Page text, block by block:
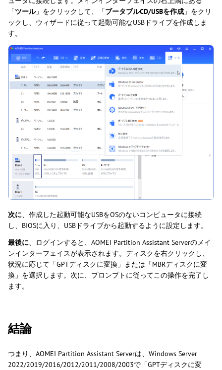
「ツール」をクリックして、「ブータブルCD/USBを作成 」をクリ
ックし、ウィザードに従って起動可能なUSBドライブを作成しま
す。
次に、作成した起動可能なUSBをOSのないコンピュータに接続
し、BIOSに入り、USBドライブから起動するように設定します。
最後に、ログインすると、AOMEI Partition Assistant Serverのメイ
ンインターフェイスが表示されます。ディスクを右クリックし、
状況に応じて「GPTディスクに変換」または「MBRディスクに変
換」を選択します。次に、プロンプトに従ってこの操作を完了し
ます。
結論
つまり、AOMEI Partition Assistant Serverは、Windows Server
2022/2019/2016/2012/2011/2008/2003で「GPTディスクに変